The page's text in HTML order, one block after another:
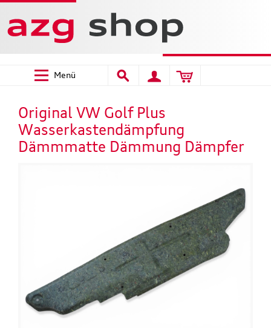
Menü
Original VW Golf Plus
Wasserkastendämpfung
Dämmmatte Dämmung Dämpfer